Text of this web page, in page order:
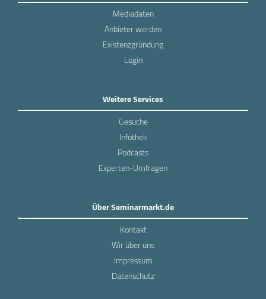
Mediadaten
Anbieter werden
Existenzgründung
Login
Weitere Services
Gesuche
Infothek
Podcasts
Experten-Umfragen
Über Seminarmarkt.de
Kontakt
Wir über uns
Impressum
Datenschutz